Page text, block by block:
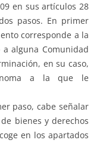
en sus artículos 28
pasos. En primer
corresponde a la
alguna Comunidad
en su caso,
a la que le
paso, cabe señalar
bienes y derechos
en los apartados